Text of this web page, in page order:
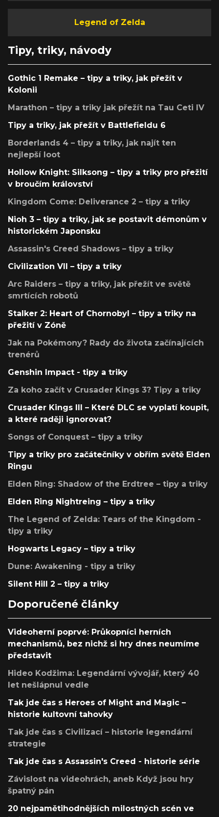
Legend of Zelda
Tipy, triky, návody
Gothic 1 Remake – tipy a triky, jak přežít v
Kolonii
Marathon – tipy a triky jak přežít na Tau Ceti IV
Tipy a triky, jak přežít v Battlefieldu 6
Borderlands 4 – tipy a triky, jak najít ten
nejlepší loot
Hollow Knight: Silksong – tipy a triky pro přežití
v broučím království
Kingdom Come: Deliverance 2 – tipy a triky
Nioh 3 – tipy a triky, jak se postavit démonům v
historickém Japonsku
Assassin's Creed Shadows – tipy a triky
Civilization VII – tipy a triky
Arc Raiders – tipy a triky, jak přežít ve světě
smrtících robotů
Stalker 2: Heart of Chornobyl – tipy a triky na
přežití v Zóně
Jak na Pokémony? Rady do života začínajících
trenérů
Genshin Impact - tipy a triky
Za koho začít v Crusader Kings 3? Tipy a triky
Crusader Kings III – Které DLC se vyplatí koupit,
a které raději ignorovat?
Songs of Conquest – tipy a triky
Tipy a triky pro začátečníky v obřím světě Elden
Ringu
Elden Ring: Shadow of the Erdtree – tipy a triky
Elden Ring Nightreing – tipy a triky
The Legend of Zelda: Tears of the Kingdom -
tipy a triky
Hogwarts Legacy – tipy a triky
Dune: Awakening - tipy a triky
Silent Hill 2 – tipy a triky
Doporučené články
Videoherní poprvé: Průkopníci herních
mechanismů, bez nichž si hry dnes neumíme
představit
Hideo Kodžima: Legendární vývojář, který 40
let nešlápnul vedle
Tak jde čas s Heroes of Might and Magic –
historie kultovní tahovky
Tak jde čas s Civilizací – historie legendární
strategie
Tak jde čas s Assassin's Creed - historie série
Závislost na videohrách, aneb Když jsou hry
špatný pán
20 nejpamětihodnějších milostných scén ve